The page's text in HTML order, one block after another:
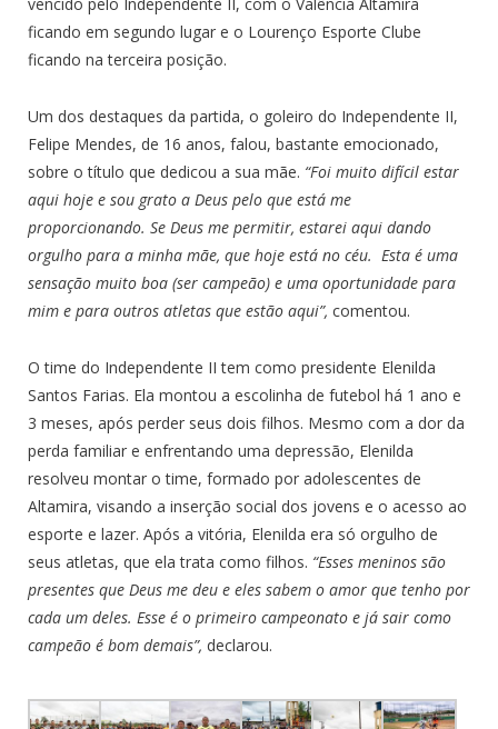
vencido pelo Independente II, com o Valência Altamira
ficando em segundo lugar e o Lourenço Esporte Clube
ficando na terceira posição.
Um dos destaques da partida, o goleiro do Independente II,
Felipe Mendes, de 16 anos, falou, bastante emocionado,
sobre o título que dedicou a sua mãe. “Foi muito difícil estar
aqui hoje e sou grato a Deus pelo que está me
proporcionando. Se Deus me permitir, estarei aqui dando
orgulho para a minha mãe, que hoje está no céu. Esta é uma
sensação muito boa (ser campeão) e uma oportunidade para
mim e para outros atletas que estão aqui”, comentou.
O time do Independente II tem como presidente Elenilda
Santos Farias. Ela montou a escolinha de futebol há 1 ano e
3 meses, após perder seus dois filhos. Mesmo com a dor da
perda familiar e enfrentando uma depressão, Elenilda
resolveu montar o time, formado por adolescentes de
Altamira, visando a inserção social dos jovens e o acesso ao
esporte e lazer. Após a vitória, Elenilda era só orgulho de
seus atletas, que ela trata como filhos. “Esses meninos são
presentes que Deus me deu e eles sabem o amor que tenho por
cada um deles. Esse é o primeiro campeonato e já sair como
campeão é bom demais”, declarou.